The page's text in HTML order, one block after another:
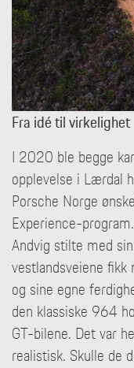
Fra idé til virkelighet
I 2020 ble begge
opplevelse i Lærdal
Porsche Norge
Experience-
Andvig stilte med
vestlandsveiene
og sine egne
den klassiske 964
GT-bilene. Det var
realistisk. Skulle de